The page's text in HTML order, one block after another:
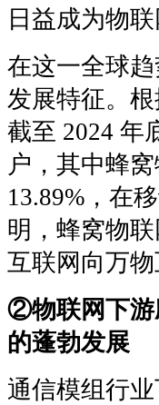
日益成为物
在这一全球
发展特征。
截至 2024 年
户，其中蜂
13.89%，在
明，蜂窝物
互联网向万
②物联网下游
的蓬勃发展
通信模组行